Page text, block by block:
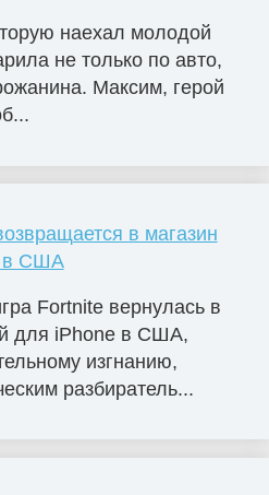
наехал молодой
не только по авто,
Максим, герой
в магазин
в США
Fortnite вернулась в
для iPhone в США,
изгнанию,
разбиратель...